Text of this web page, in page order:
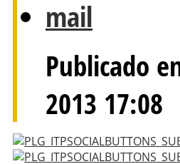
Publicado
2013 17:08